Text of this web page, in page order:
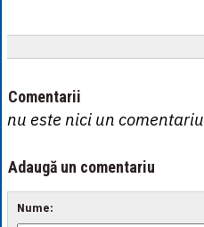
Comentarii
nu este nici un comentariu
Adaugă un comentariu
Nume: